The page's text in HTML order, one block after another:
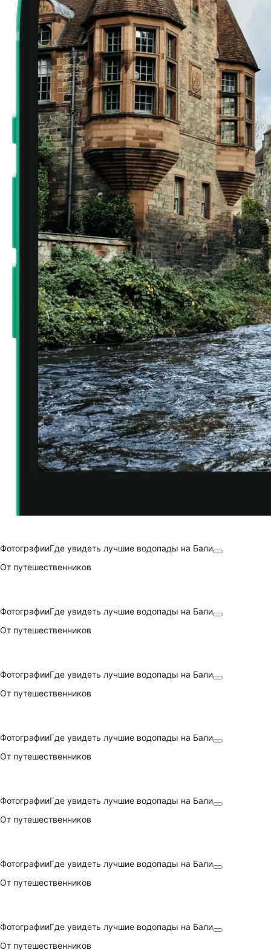
ФотографииГде увидеть лучшие водопады на Бали
От путешественников
ФотографииГде увидеть лучшие водопады на Бали
От путешественников
ФотографииГде увидеть лучшие водопады на Бали
От путешественников
ФотографииГде увидеть лучшие водопады на Бали
От путешественников
ФотографииГде увидеть лучшие водопады на Бали
От путешественников
ФотографииГде увидеть лучшие водопады на Бали
От путешественников
ФотографииГде увидеть лучшие водопады на Бали
От путешественников